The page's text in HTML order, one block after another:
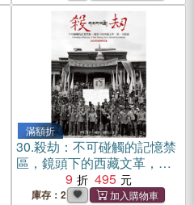
滿額折
30.殺劫：不可碰觸的記憶禁
區，鏡頭下的西藏文革，第
一次披露9 495
庫存：2